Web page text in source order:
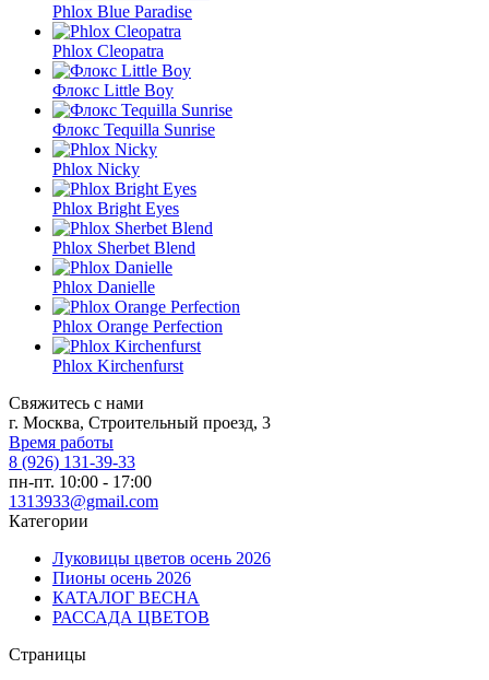
Phlox Blue Paradise
Phlox Cleopatra
Флокс Little Boy
Флокс Tequilla Sunrise
Phlox Nicky
Phlox Bright Eyes
Phlox Sherbet Blend
Phlox Danielle
Phlox Orange Perfection
Phlox Kirchenfurst
Свяжитесь с нами
г. Москва, Строительный проезд, 3
Время работы
8 (926) 131-39-33
пн-пт. 10:00 - 17:00
1313933@gmail.com
Категории
Луковицы цветов осень 2026
Пионы осень 2026
КАТАЛОГ ВЕСНА
РАССАДА ЦВЕТОВ
Страницы